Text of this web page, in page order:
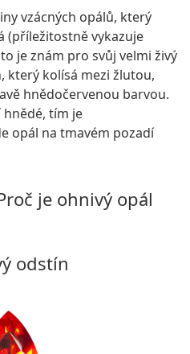
vzácných opálů, který
(příležitostně vykazuje
je znám pro svůj velmi živý
který kolísá mezi žlutou,
hnědočervenou barvou.
hnědé, tím je
opál na tmavém pozadí
je ohnivý opál
odstín